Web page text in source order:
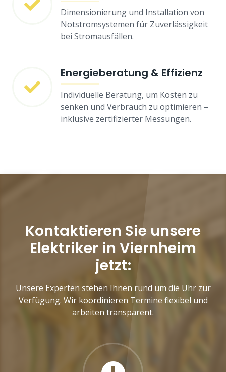
Dimensionierung und Installation von
Notstromsystemen für Zuverlässigkeit
bei Stromausfällen.
Energieberatung & Effizienz
Individuelle Beratung, um Kosten zu
senken und Verbrauch zu optimieren –
inklusive zertifizierter Messungen.
Kontaktieren Sie unsere
Elektriker in Viernheim
jetzt:
Unsere Experten stehen Ihnen rund um die Uhr zur
Verfügung. Wir koordinieren Termine flexibel und
arbeiten transparent.